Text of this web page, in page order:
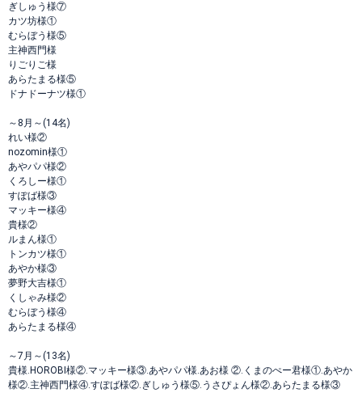
ぎしゅう様⑦
カツ坊様①
むらぼう様⑤
主神西門様
りごりご様
あらたまる様⑤
ドナドーナツ様①
～8月～(14名)
れい様②
nozomin様①
あやパパ様②
くろしー様①
すぽば様③
マッキー様④
貴様②
ルまん様①
トンカツ様①
あやか様③
夢野大吉様①
くしゃみ様②
むらぼう様④
あらたまる様④
～7月～(13名)
貴様.HOROBI様②.マッキー様③.あやパパ様.あお様 ②.くまのぺー君様①.あやか
様②.主神西門様④.すぽば様②.ぎしゅう様⑤.うさぴょん様②.あらたまる様③